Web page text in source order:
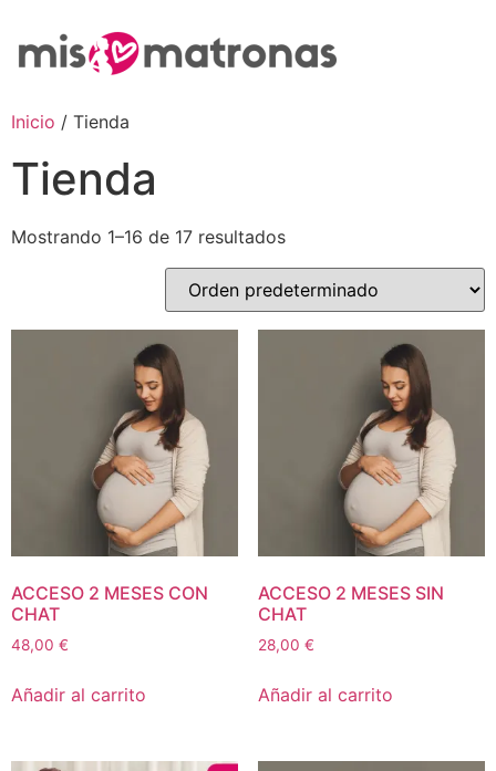
Inicio / Tienda
Tienda
Mostrando 1–16 de 17 resultados
ACCESO 2 MESES CON
CHAT
48,00 €
Añadir al carrito
ACCESO 2 MESES SIN
CHAT
28,00 €
Añadir al carrito